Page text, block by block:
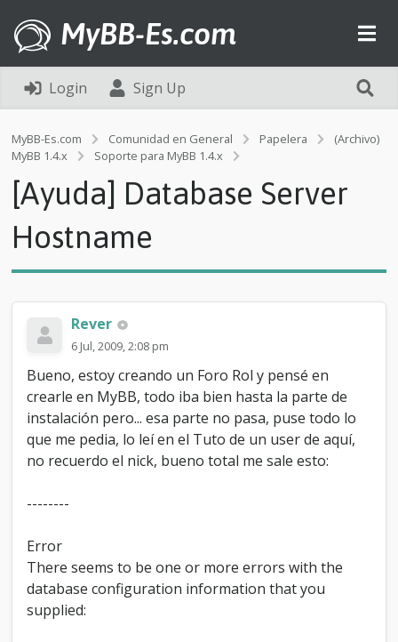
MyBB-Es.com
Login Sign Up
MyBB-Es.com Comunidad en General Papelera
(Archivo)
MyBB 1.4.x
Soporte para MyBB 1.4.x
y
u
D
t
s
e
e
r
v
n
a
[Ayuda] Database Server
Hostname
Rever
6 Jul, 2009, 2:08 pm
Bueno, estoy creando un Foro Rol y pensé en
crearle en MyBB, todo iba bien hasta la parte de
instalación pero... esa parte no pasa, puse todo lo
que me pedia, lo leí en el Tuto de un user de aquí,
no recuerdo el nick, bueno total me sale esto:
--------
Error
There seems to be one or more errors with the
database configuration information that you
supplied: